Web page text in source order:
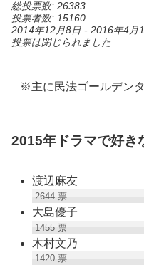
総投票数: 26383
投票者数: 15160
2014年12月8日 - 2016年4月
投票は閉じられました
※主に民法ゴールデン
2015年ドラマで好き
渡辺麻友
2644票
大島優子
1455票
木村文乃
1420票